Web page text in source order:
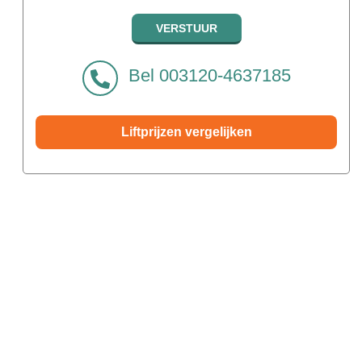
Bel 003120-4637185
Liftprijzen vergelijken